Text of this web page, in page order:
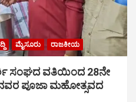
ಮೈಸೂರು ರಾಜಕೀಯ
ಸಂಘದ ವತಿಯಿಂದ 28ನೇ
ಪೂಜಾ ಮಹೋತ್ಸವದ